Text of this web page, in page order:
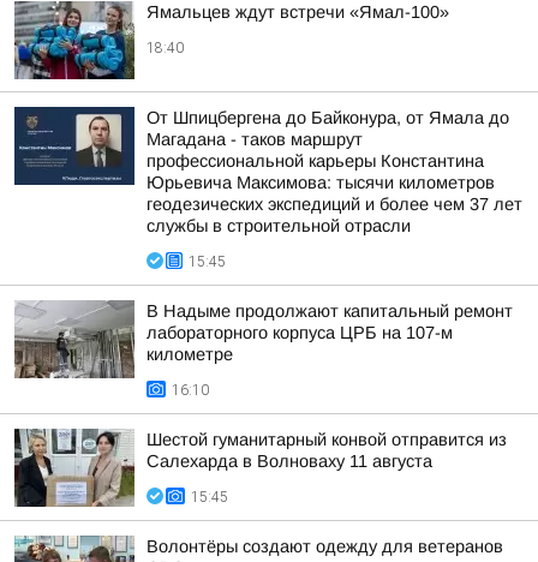
Ямальцев ждут встречи «Ямал-100»
18:40
От Шпицбергена до Байконура, от Ямала до
Магадана - таков маршрут
профессиональной карьеры Константина
Юрьевича Максимова: тысячи километров
геодезических экспедиций и более чем 37 лет
службы в строительной отрасли
15:45
В Надыме продолжают капитальный ремонт
лабораторного корпуса ЦРБ на 107-м
километре
16:10
Шестой гуманитарный конвой отправится из
Салехарда в Волноваху 11 августа
15:45
Волонтёры создают одежду для ветеранов